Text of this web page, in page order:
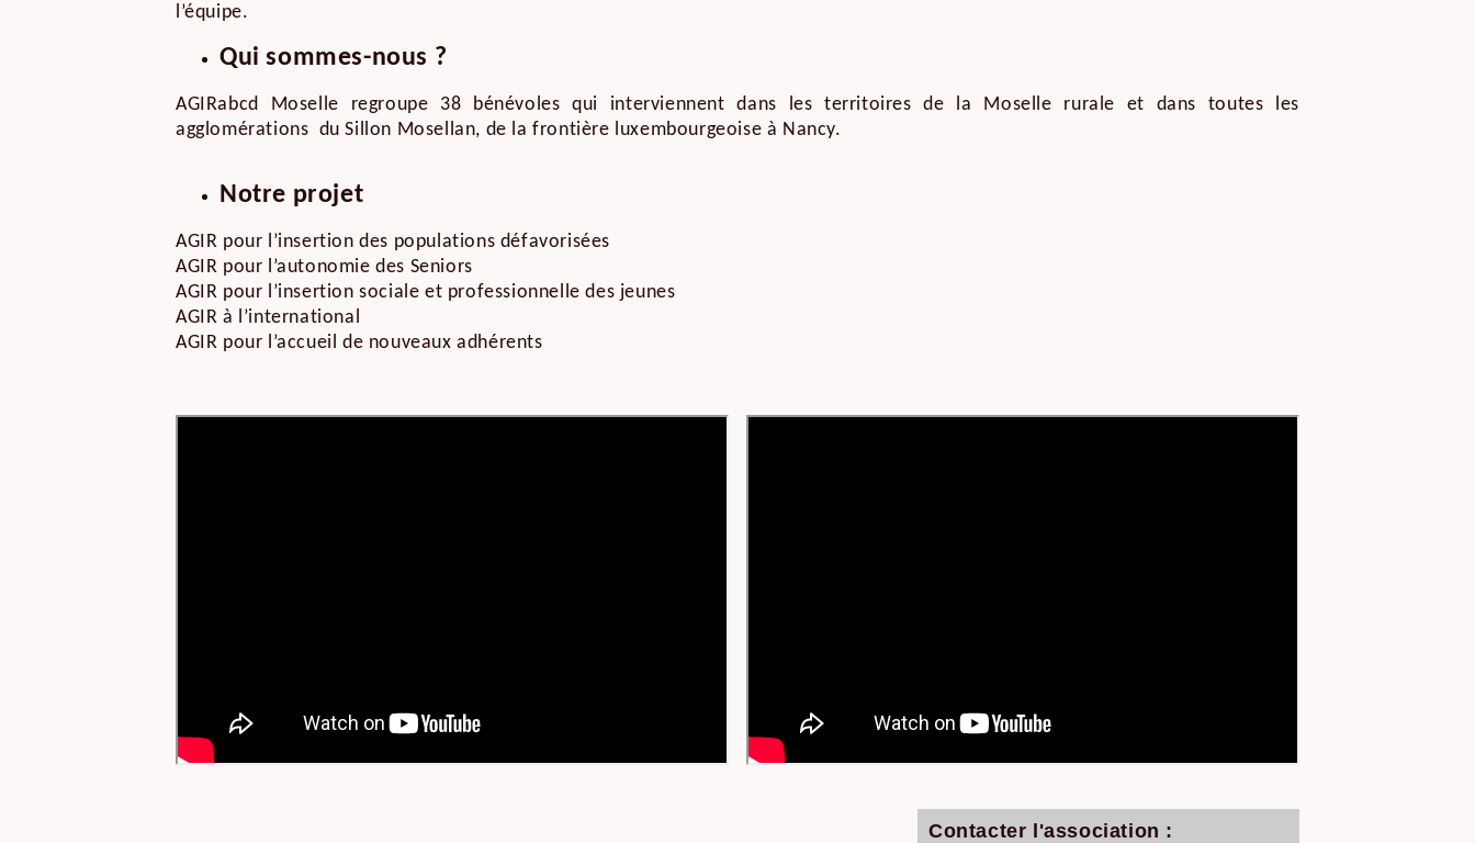
l’équipe.
Qui sommes-nous ?
AGIRabcd Moselle regroupe 38 bénévoles qui interviennent dans les territoires de la Moselle rurale et dans toutes les
agglomérations du Sillon Mosellan, de la frontière luxembourgeoise à Nancy.
Notre projet
AGIR pour l’insertion des populations défavorisées
AGIR pour l’autonomie des Seniors
AGIR pour l’insertion sociale et professionnelle des jeunes
AGIR à l’international
AGIR pour l’accueil de nouveaux adhérents
Contacter l'association :